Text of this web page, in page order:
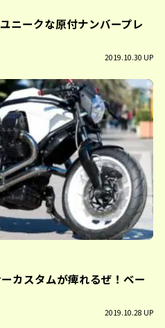
ニークな原付ナンバープレ
2019.10.30 UP
カスタムが痺れるぜ！ベー
2019.10.28 UP